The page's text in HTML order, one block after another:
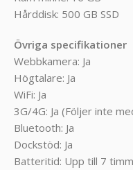
Hårddisk: 500 GB SSD
Övriga specifikationer
Webbkamera: Ja
Högtalare: Ja
WiFi: Ja
3G/4G: Ja (Följer inte
Bluetooth: Ja
Dockstöd: Ja
Batteritid: Upp till 7